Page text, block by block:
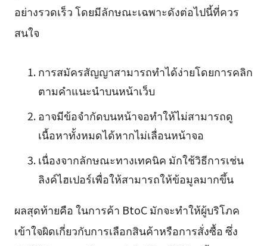
อย่างรวดเร็ว โดยมีลักษณะเฉพาะดังต่อไปนี้ที่ควร
สนใจ
การสมัครสัญญาสามารถทำได้ง่ายโดยการคลิก
ตามคำแนะนำบนหน้าเว็บ
อาจมีข้อจำกัดบนหน้าจอทำให้ไม่สามารถดู
เนื้อหาทั้งหมดได้หากไม่เลื่อนหน้าจอ
เนื่องจากลักษณะทางเทคนิค มักใช้วิธีการเช่น
ลิงค์ไฮเปอร์เพื่อให้สามารถให้ข้อมูลมากขึ้น
ผลสุดท้ายคือ ในการค้า BtoC มักจะทำให้ผู้บริโภค
เข้าใจผิดเกี่ยวกับการเลือกสินค้าหรือการสั่งซื้อ ซึ่ง